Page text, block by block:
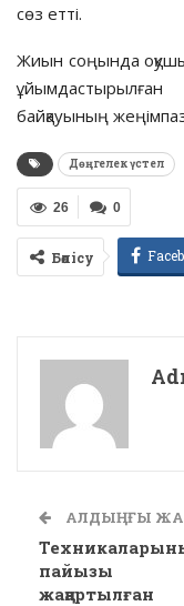
сөз етті.
Жиын соңында
байқауының
Дөңгелек үстел
0
26
Бөлісу
АЛДЫҢҒЫ
пайызы
жаңартылған